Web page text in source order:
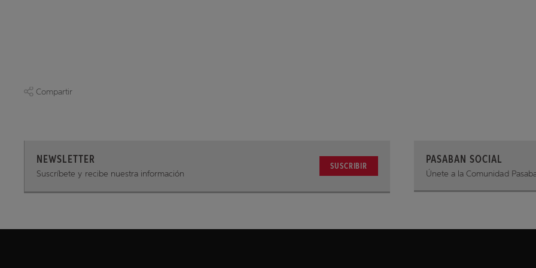
Compartir
NEWSLETTER
Suscríbete y recibe nuestra información
SUSCRIBIR
PASABAN SOCIAL
Únete a la Comunidad